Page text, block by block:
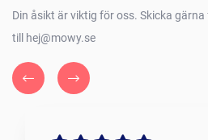
Din åsikt är viktig för oss. Skicka
till hej@mowy.se